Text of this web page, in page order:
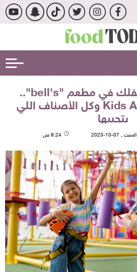
استمتعي مع طفلك في مطعم "bell's"..
هتلاقي فيه Kids Area وكل الأصناف اللي
بتحبيها
السبت , 07-10-2023 8:24 ص